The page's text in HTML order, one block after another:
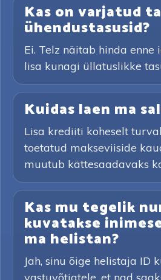
Kas on varjatud
ühendustasusid?
Ei. Telz näitab hinda enne
lisa kunagi üllatuslikke
Kuidas laen ma
Lisa krediiti koheselt
toetatud makseviiside
muutub kättesaadavaks
Kas mu tegelik
kuvatakse
ma helistan?
Jah, sinu õige helistaja ID